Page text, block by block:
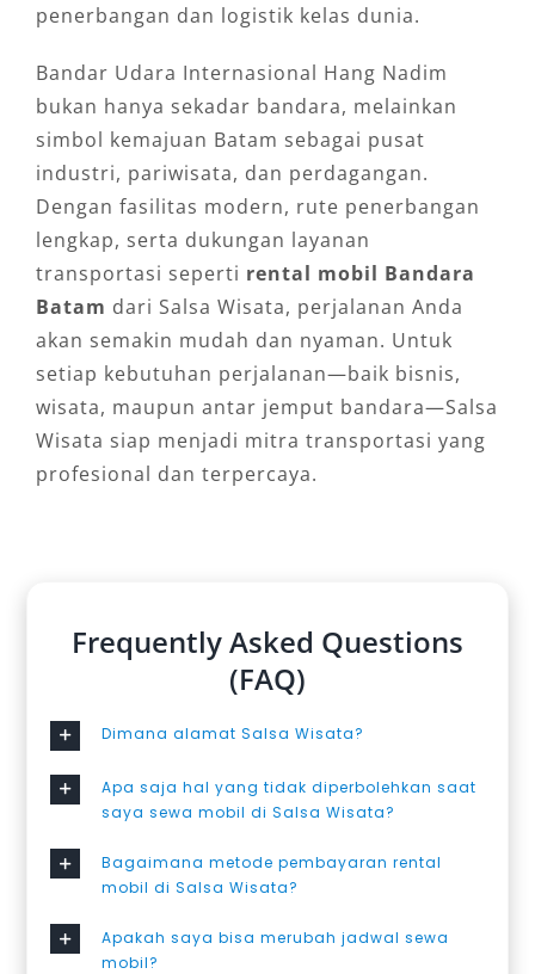
penerbangan dan logistik kelas dunia.
Bandar Udara Internasional Hang Nadim
bukan hanya sekadar bandara, melainkan
simbol kemajuan Batam sebagai pusat
industri, pariwisata, dan perdagangan.
Dengan fasilitas modern, rute penerbangan
lengkap, serta dukungan layanan
transportasi seperti rental mobil Bandara
Batam dari Salsa Wisata, perjalanan Anda
akan semakin mudah dan nyaman. Untuk
setiap kebutuhan perjalanan—baik bisnis,
wisata, maupun antar jemput bandara—Salsa
Wisata siap menjadi mitra transportasi yang
profesional dan terpercaya.
Frequently Asked Questions
(FAQ)
Dimana alamat Salsa Wisata?
Apa saja hal yang tidak diperbolehkan saat
saya sewa mobil di Salsa Wisata?
Bagaimana metode pembayaran rental
mobil di Salsa Wisata?
Apakah saya bisa merubah jadwal sewa
mobil?